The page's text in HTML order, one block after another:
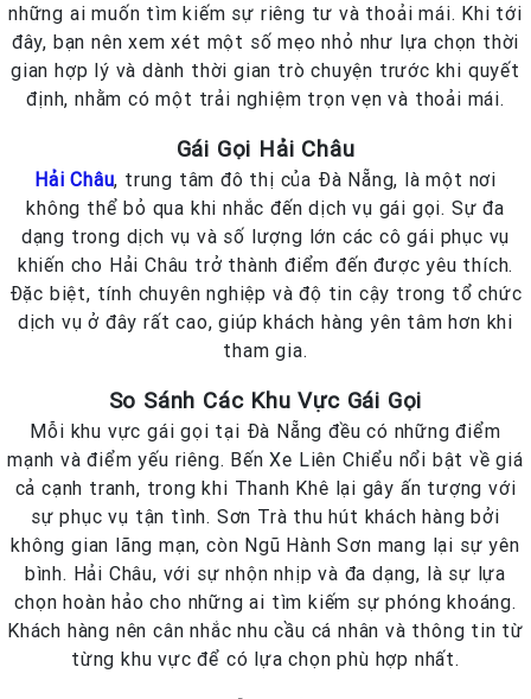
những ai muốn tìm kiếm sự riêng tư và thoải mái. Khi tới
đây, bạn nên xem xét một số mẹo nhỏ như lựa chọn thời
gian hợp lý và dành thời gian trò chuyện trước khi quyết
định, nhằm có một trải nghiệm trọn vẹn và thoải mái.
Gái Gọi Hải Châu
Hải Châu, trung tâm đô thị của Đà Nẵng, là một nơi
không thể bỏ qua khi nhắc đến dịch vụ gái gọi. Sự đa
dạng trong dịch vụ và số lượng lớn các cô gái phục vụ
khiến cho Hải Châu trở thành điểm đến được yêu thích.
Đặc biệt, tính chuyên nghiệp và độ tin cậy trong tổ chức
dịch vụ ở đây rất cao, giúp khách hàng yên tâm hơn khi
tham gia.
So Sánh Các Khu Vực Gái Gọi
Mỗi khu vực gái gọi tại Đà Nẵng đều có những điểm
mạnh và điểm yếu riêng. Bến Xe Liên Chiểu nổi bật về giá
cả cạnh tranh, trong khi Thanh Khê lại gây ấn tượng với
sự phục vụ tận tình. Sơn Trà thu hút khách hàng bởi
không gian lãng mạn, còn Ngũ Hành Sơn mang lại sự yên
bình. Hải Châu, với sự nhộn nhịp và đa dạng, là sự lựa
chọn hoàn hảo cho những ai tìm kiếm sự phóng khoáng.
Khách hàng nên cân nhắc nhu cầu cá nhân và thông tin từ
từng khu vực để có lựa chọn phù hợp nhất.